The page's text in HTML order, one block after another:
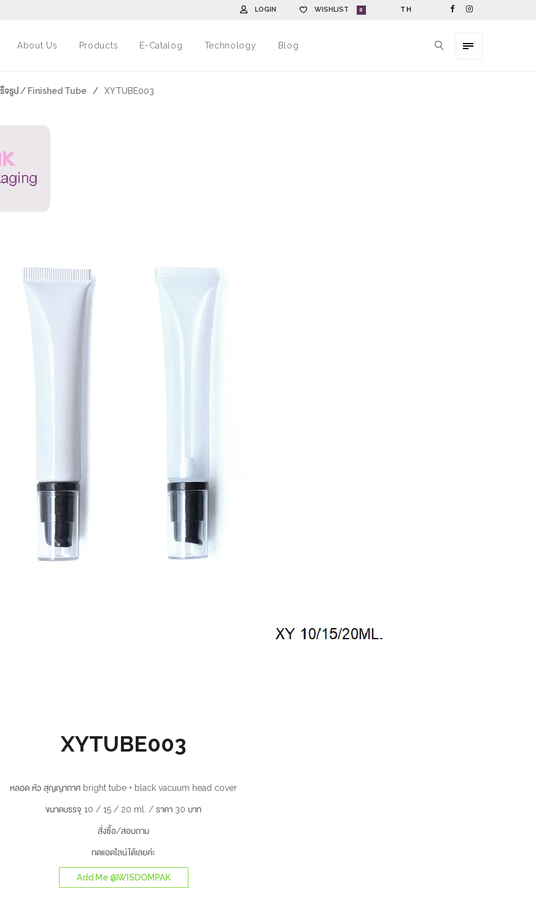
TH
0
WISHLIST
LOGIN
About Us Products E-Catalog Technology Blog
ร็จรูป / Finished Tube / XYTUBE003
XYTUBE003
หลอด หัว สุญญากาศ bright tube + black vacuum head cover
ขนาดบรรจุ 10 / 15 / 20 ml. / ราคา 30 บาท
สั่งซื้อ/สอบถาม
กดแอดไลน์ได้เลยค่ะ
Add Me @WISDOMPAK